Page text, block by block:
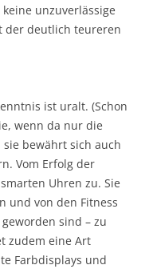
unzuverlässige
der deutlich teureren
ist uralt. (Schon
wenn da nur die
bewährt sich auch
Vom Erfolg der
Uhren zu. Sie
und von den Fitness
sind – zu
zudem eine Art
Farbdisplays und